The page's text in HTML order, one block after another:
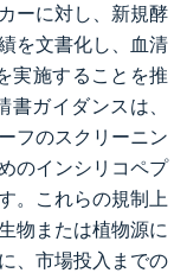
ーに対し、新規酵
を文書化し、血清
実施することを推
書ガイダンスは、
フのスクリーニン
のインシリコペプ
。これらの規制上
物または植物源に
、市場投入までの